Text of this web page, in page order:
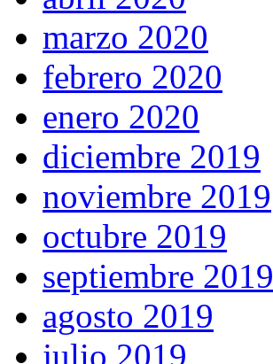
marzo 2020
febrero 2020
enero 2020
diciembre 2019
noviembre 2019
octubre 2019
septiembre 2019
agosto 2019
julio 2019